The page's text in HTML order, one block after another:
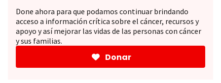
Done ahora para que podamos continuar brindando
acceso a información crítica sobre el cáncer, recursos y
apoyo y así mejorar las vidas de las personas con cáncer
y sus familias.
Donar